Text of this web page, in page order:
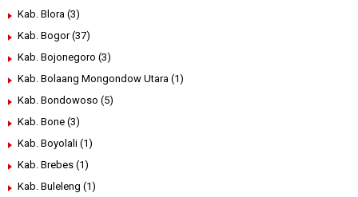
Kab. Blora (3)
Kab. Bogor (37)
Kab. Bojonegoro (3)
Kab. Bolaang Mongondow Utara (1)
Kab. Bondowoso (5)
Kab. Bone (3)
Kab. Boyolali (1)
Kab. Brebes (1)
Kab. Buleleng (1)